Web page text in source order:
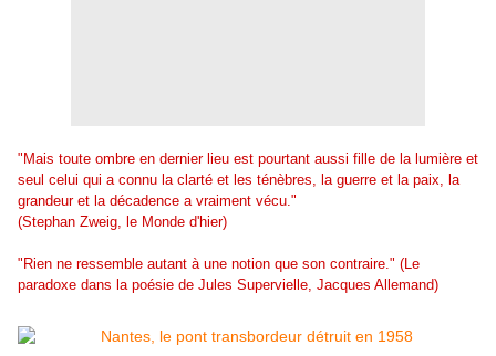
" Mais toute ombre en dernier lieu est pourtant aussi fille de la lumière et
seul celui qui a connu la clarté et les ténèbres, la guerre et la paix, la
grandeur et la décadence a vraiment vécu."
(Stephan Zweig, le Monde d'hier)
"Rien ne ressemble autant à une notion que son contraire." (Le
paradoxe dans la poésie de Jules Supervielle, Jacques Allemand)